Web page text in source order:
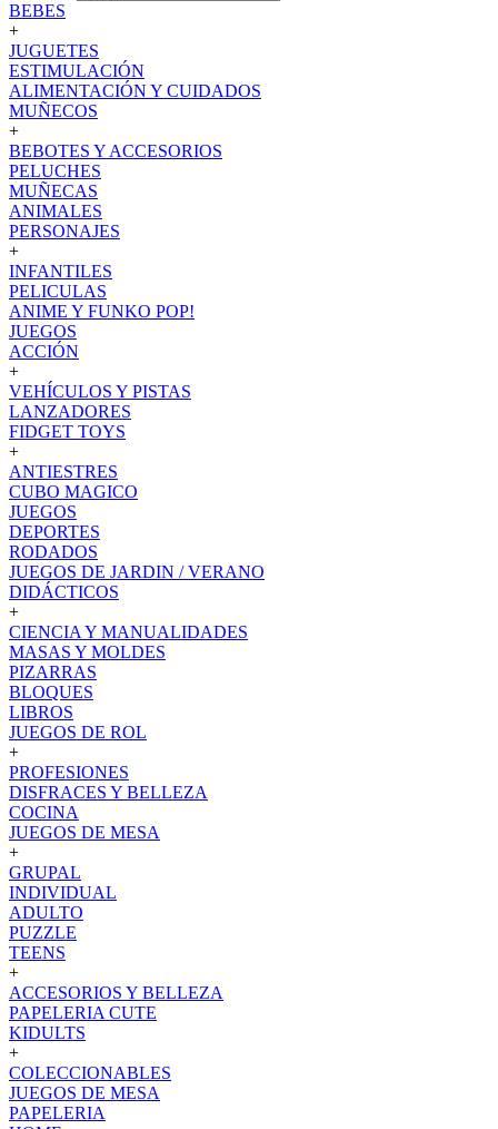
BEBES
+
JUGUETES
ESTIMULACIÓN
ALIMENTACIÓN Y CUIDADOS
MUÑECOS
+
BEBOTES Y ACCESORIOS
PELUCHES
MUÑECAS
ANIMALES
PERSONAJES
+
INFANTILES
PELICULAS
ANIME Y FUNKO POP!
JUEGOS
ACCIÓN
+
VEHÍCULOS Y PISTAS
LANZADORES
FIDGET TOYS
+
ANTIESTRES
CUBO MAGICO
JUEGOS
DEPORTES
RODADOS
JUEGOS DE JARDIN / VERANO
DIDÁCTICOS
+
CIENCIA Y MANUALIDADES
MASAS Y MOLDES
PIZARRAS
BLOQUES
LIBROS
JUEGOS DE ROL
+
PROFESIONES
DISFRACES Y BELLEZA
COCINA
JUEGOS DE MESA
+
GRUPAL
INDIVIDUAL
ADULTO
PUZZLE
TEENS
+
ACCESORIOS Y BELLEZA
PAPELERIA CUTE
KIDULTS
+
COLECCIONABLES
JUEGOS DE MESA
PAPELERIA